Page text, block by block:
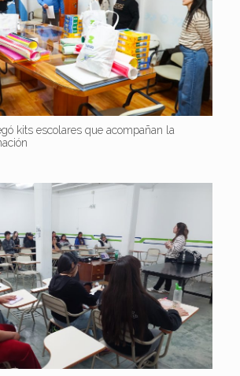
kits escolares que acompañan la